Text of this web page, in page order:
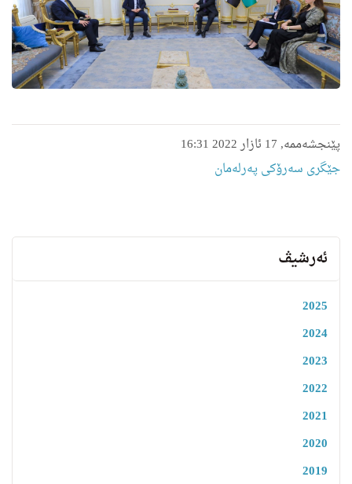
پێنجشەممە, 17 ئازار 2022 16:31
جێگری سەرۆکی پەرلەمان
ئەرشیڤ
2025
2024
2023
2022
2021
2020
2019